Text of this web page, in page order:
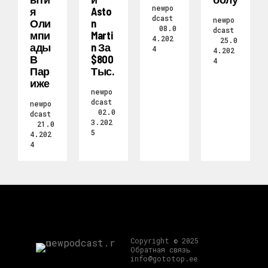
Я
Оли
Мпи
Ады
В
Пар
Иже
newpo
dcast
21.0
4.202
4
Asto
N
Marti
N За
$800
Тыс.
newpo
dcast
02.0
3.202
5
newpo
dcast
08.0
4.202
4
newpo
dcast
25.0
4.202
4
Copyright © 2025
Обратная связь
info@gototop.ee